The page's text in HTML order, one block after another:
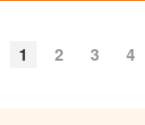
1 2 3 4